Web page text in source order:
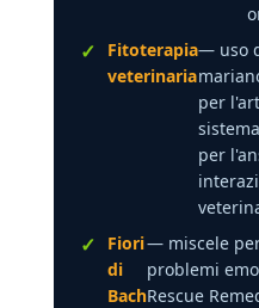
Fitoterapia
veterinaria
— uso
per
per
Fiori
di
Bach
— miscele
problemi
Rescue